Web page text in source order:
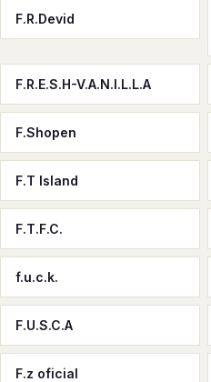
F.R.Devid
F.R.E.S.H-V.A.N.I.L.L.A
F.Shopen
F.T Island
F.T.F.C.
f.u.c.k.
F.U.S.C.A
F.z oficial